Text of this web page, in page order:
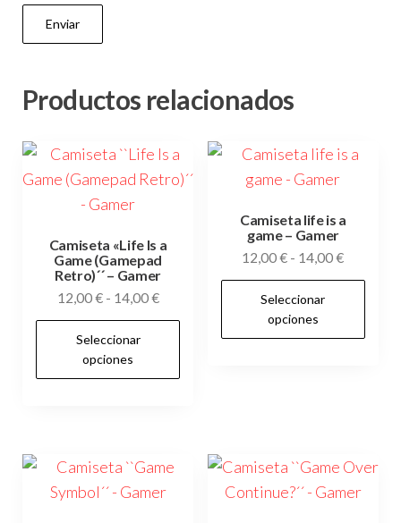
Productos relacionados
Camiseta «Life Is a
Game (Gamepad
Retro)´´ – Gamer
12,00€ - 14,00€Rango
de
12,00 €
Seleccionar
opciones
Las
opciones
Camiseta life is a
game – Gamer
12,00€ - 14,00€Rango
de
12,00 €
Seleccionar
opciones
se